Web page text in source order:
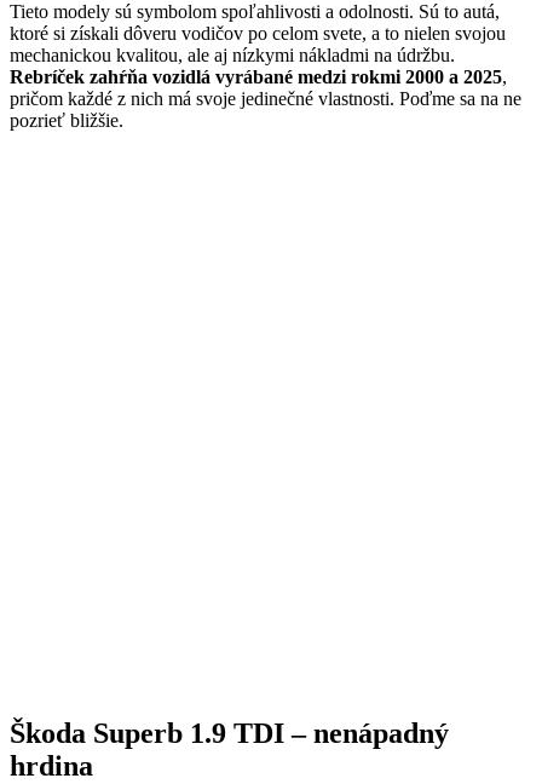
Tieto modely sú symbolom spoľahlivosti a odolnosti. Sú to autá,
ktoré si získali dôveru vodičov po celom svete, a to nielen svojou
mechanickou kvalitou, ale aj nízkymi nákladmi na údržbu.
Rebríček zahŕňa vozidlá vyrábané medzi rokmi 2000 a 2025,
pričom každé z nich má svoje jedinečné vlastnosti. Poďme sa na ne
pozrieť bližšie.
Škoda Superb 1.9 TDI – nenápadný
hrdina